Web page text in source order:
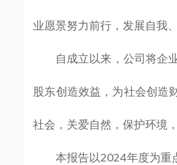
业愿景努力前行，发展自我
自成立以来，公司将企
股东创造效益，为社会创造
社会，关爱自然，保护环境
本报告以2024年度为重